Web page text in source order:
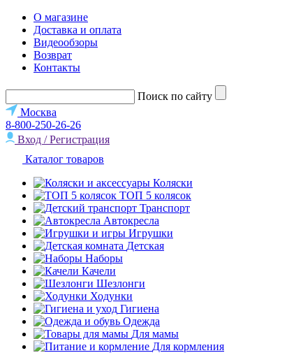
О магазине
Доставка и оплата
Видеообзоры
Возврат
Контакты
Поиск по сайту
Москва
8-800-250-26-26
Вход / Регистрация
Каталог товаров
Коляски
ТОП 5 колясок
Транспорт
Автокресла
Игрушки
Детская
Наборы
Качели
Шезлонги
Ходунки
Гигиена
Одежда
Для мамы
Для кормления